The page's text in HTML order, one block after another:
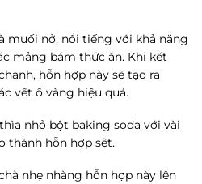
muối nở, nổi tiếng với khả năng
mảng bám thức ăn. Khi kết
hỗn hợp này sẽ tạo ra
vết ố vàng hiệu quả.
nhỏ bột baking soda với vài
thành hỗn hợp sệt.
nhẹ nhàng hỗn hợp này lên